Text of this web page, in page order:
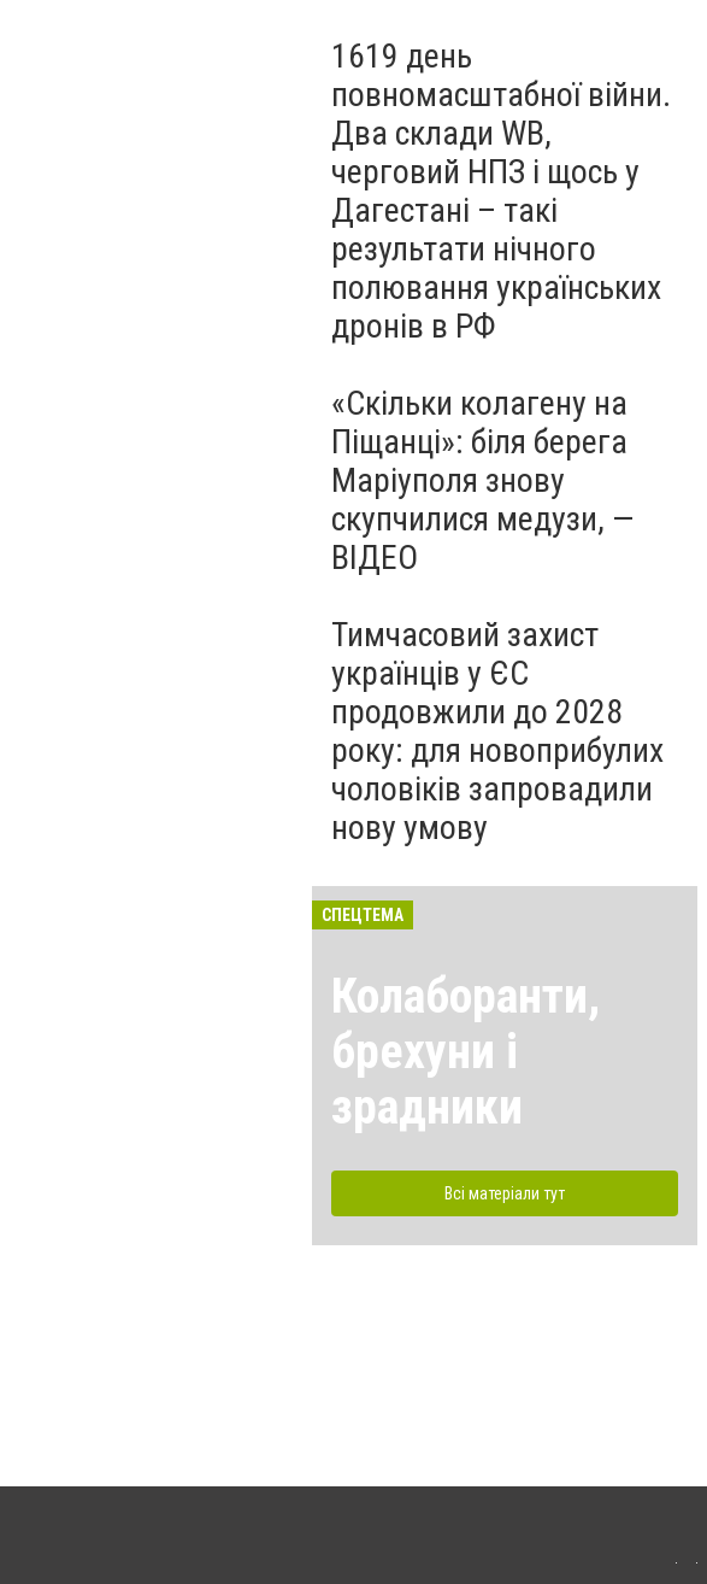
1619 день
повномасштабної війни.
Два склади WB,
черговий НПЗ і щось у
Дагестані – такі
результати нічного
полювання українських
дронів в РФ
«Скільки колагену на
Піщанці»: біля берега
Маріуполя знову
скупчилися медузи, —
ВІДЕО
Тимчасовий захист
українців у ЄС
продовжили до 2028
року: для новоприбулих
чоловіків запровадили
нову умову
СПЕЦТЕМА
Колаборанти,
брехуни і
зрадники
Всі матеріали тут